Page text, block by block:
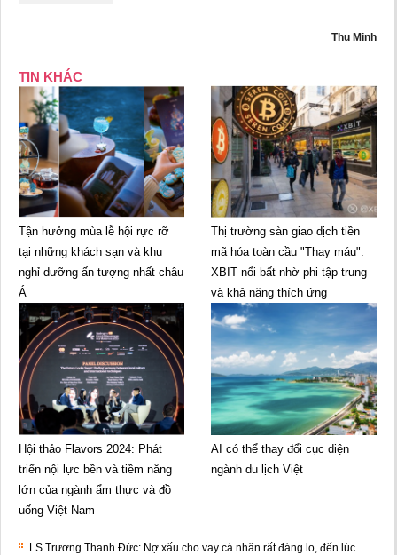
Thu Minh
TIN KHÁC
Tận hưởng mùa lễ hội rực rỡ
tại những khách sạn và khu
nghỉ dưỡng ấn tượng nhất châu
Á
Thị trường sàn giao dịch tiền
mã hóa toàn cầu "Thay máu":
XBIT nổi bất nhờ phi tập trung
và khả năng thích ứng
Hội thảo Flavors 2024: Phát
triển nội lực bền và tiềm năng
lớn của ngành ẩm thực và đồ
uống Việt Nam
AI có thể thay đổi cục diện
ngành du lịch Việt
LS Trương Thanh Đức: Nợ xấu cho vay cá nhân rất đáng lo, đến lúc